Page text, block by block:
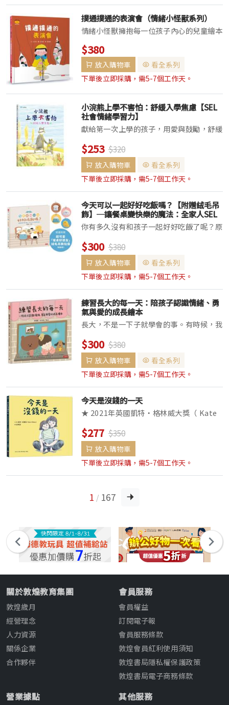
撲通撲通的表演會（情緒小怪獸系列）
情緒小怪獸擁抱每一位孩子內心的兒童繪本
培養自信、自主、快樂的孩子！♥韓國累積
銷售800萬冊以上♥榮獲多項韓國教育、出
版、童話與國際作者大獎♥收錄兒童與青少
年諮...
$380
放入購物車
看全系列
下單後立即採購，需5-7個工作天。
小浣熊上學不害怕：舒緩入學焦慮【SEL
社會情緒學習力】
獻給第一次上學的孩子，用愛與鼓勵，舒緩
天！「媽媽，我可以不要去上學嗎？」今天
是小浣熊第一天上學，面對陌生的環境、老
師和新同學，他好緊張、好害怕。但是，當
$253 $320
放入購物車
看全系列
下單後立即採購，需5-7個工作天。
今天可以一起好好吃飯嗎？【附贈絨毛吊
飾】─讓餐桌變快樂的魔法：全家人SEL
情緒學習繪本
你有多久沒有和孩子一起好好吃飯了呢？原
「快點吃！」、「不要玩食物！」、「安靜
做好！」大家雖然坐在同一張餐桌前，心卻
越來越遙遠…&...
$300 $380
放入購物車
看全系列
下單後立即採購，需5-7個工作天。
練習長大的每一天：陪孩子認識情緒、勇
氣與愛的成長繪本
長大，不是一下子就學會的事。有時候，我
哭泣。但在每天的小小練習裡，我們慢慢學
會：勇敢說出自己的心情、試著理解別人的
感受、跌倒了再站起來，還有──好好愛自
$300 $380
放入購物車
看全系列
下單後立即採購，需5-7個工作天。
今天是沒錢的一天
★ 2021年英國凱特・格林威大獎（ Kate
SDGs永續發展與生命教育主題，一本溫柔
而有力量的社會議題繪本 ☆肚子好餓喔！
還好媽媽說她不餓，讓我把最...
$277 $350
放入購物車
下單後立即採購，需5-7個工作天。
1 / 167
關於敦煌教育集團
敦煌歲月
經營理念
人力資源
關係企業
合作夥伴
會員服務
會員權益
訂閱電子報
會員服務條款
敦煌會員紅利使用須知
敦煌書局隱私權保護政策
敦煌書局電子商務條款
營業據點 其他服務